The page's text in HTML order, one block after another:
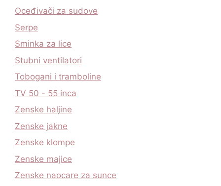
Oceđivači za sudove
Serpe
Sminka za lice
Stubni ventilatori
Tobogani i tramboline
TV 50 - 55 inca
Zenske haljine
Zenske jakne
Zenske klompe
Zenske majice
Zenske naocare za sunce